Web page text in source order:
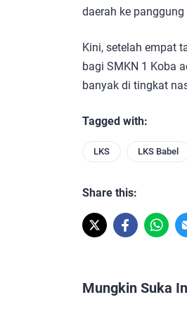
daerah ke
Kini, setelah empat
bagi SMKN 1 Koba
banyak di tingkat
Tagged with:
LKS LKS Babel
Share this:
Mungkin Suka